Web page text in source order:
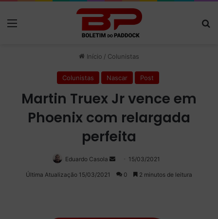
Início / Colunistas
Colunistas Nascar Post
Martin Truex Jr vence em
Phoenix com relargada
perfeita
Eduardo Casola
Mande
um
15/03/2021
Última Atualização 15/03/2021 0 2 minutos de leitura